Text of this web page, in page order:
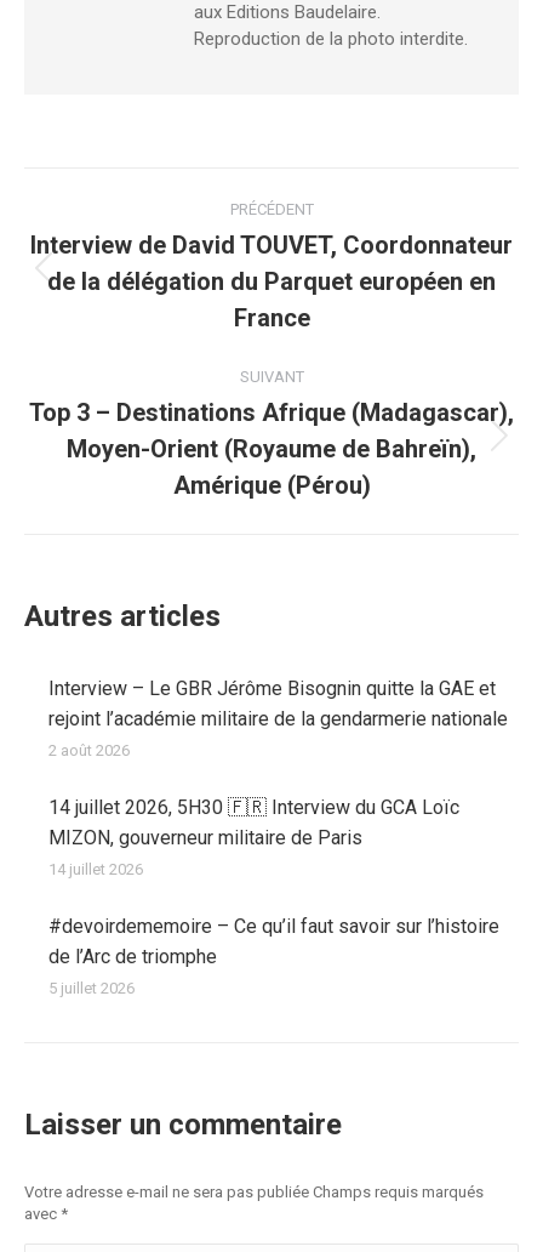
aux Editions Baudelaire.
Reproduction de la photo interdite.
article
PRÉCÉDENT
Article
précédent
Interview de David TOUVET, Coordonnateur
de la délégation du Parquet européen en
France
SUIVANT
Article
suivant
Top 3 – Destinations Afrique (Madagascar),
Moyen-Orient (Royaume de Bahreïn),
Amérique (Pérou)
Autres articles
Interview – Le GBR Jérôme Bisognin quitte la GAE et
rejoint l’académie militaire de la gendarmerie nationale
2 août 2026
14 juillet 2026, 5H30 🇫🇷 Interview du GCA Loïc
MIZON, gouverneur militaire de Paris
14 juillet 2026
#devoirdememoire – Ce qu’il faut savoir sur l’histoire
de l’Arc de triomphe
5 juillet 2026
Laisser un commentaire
Votre adresse e-mail ne sera pas publiée Champs requis marqués
avec *